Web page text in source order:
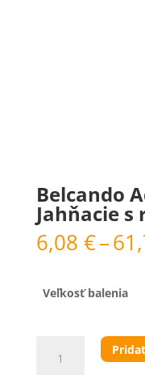
Belcando
Jahňacie s
6,08 €–
Veľkosť balenia
Belcando